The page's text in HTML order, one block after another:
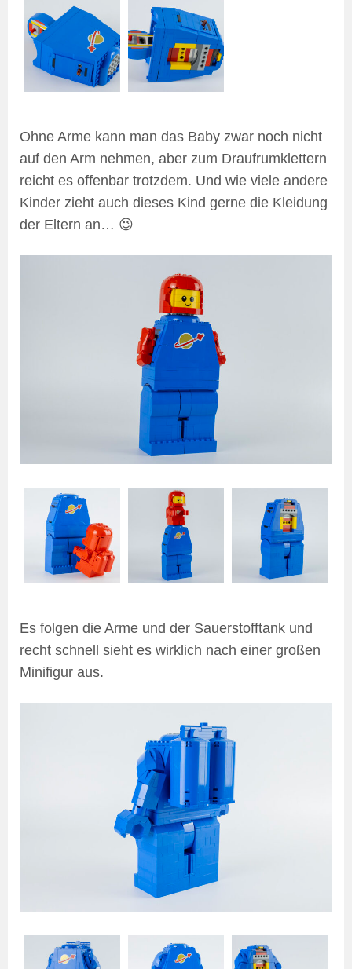
Ohne Arme kann man das Baby zwar noch nicht
auf den Arm nehmen, aber zum Draufrumklettern
reicht es offenbar trotzdem. Und wie viele andere
Kinder zieht auch dieses Kind gerne die Kleidung
der Eltern an… 😉
Es folgen die Arme und der Sauerstofftank und
recht schnell sieht es wirklich nach einer großen
Minifigur aus.